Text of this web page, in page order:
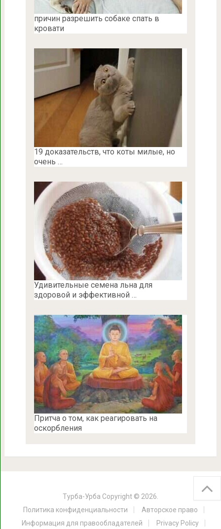
причин разрешить собаке спать в
кровати
19 доказательств, что коты милые, но
очень …
Удивительные семена льна для
здоровой и эффективной …
Притча о том, как реагировать на
оскорбления
Турба-Урба Copyright © 2026.
Политика конфиденциальности
Авторское право
Информация для правообладателей
Privacy Policy